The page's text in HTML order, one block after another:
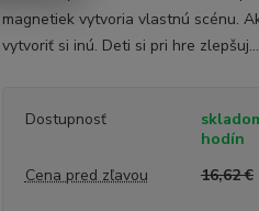
magnetiek vytvoria vlastnú scénu.
vytvoriť si inú. Deti si pri hre zlepšuj...
Dostupnosť
hodín
Cena pred zľavou
16,62 €